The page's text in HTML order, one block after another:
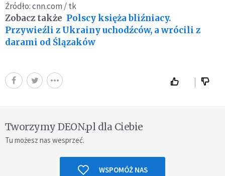
Źródło: cnn.com / tk
Zobacz także Polscy księża bliźniacy.
Przywieźli z Ukrainy uchodźców, a wrócili z
darami od Ślązaków
Tworzymy DEON.pl dla Ciebie
Tu możesz nas wesprzeć.
WSPOMÓŻ NAS